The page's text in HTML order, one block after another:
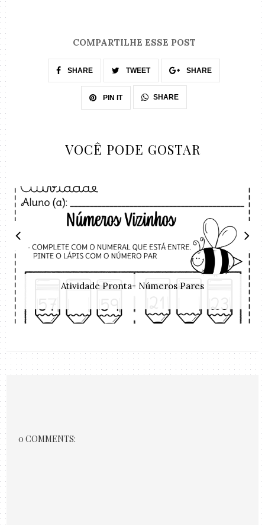
COMPARTILHE ESSE POST
SHARE TWEET SHARE
PIN IT SHARE
VOCÊ PODE GOSTAR
Atividade Pronta- Números Pares
0 COMMENTS: